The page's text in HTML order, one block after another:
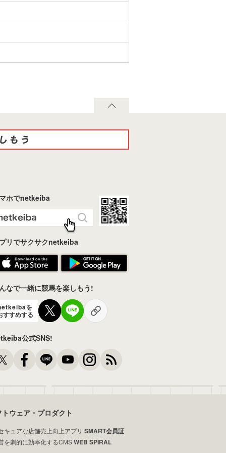
ホでnetkeiba
リでサクサクnetkeiba
なで一緒に競馬を楽しもう!
を
すすめする
公式SNS!
ウェア・プロダクト
キュアな店舗売上向上アプリ SMART会員証
を劇的に効率化するCMSWEB SPIRAL